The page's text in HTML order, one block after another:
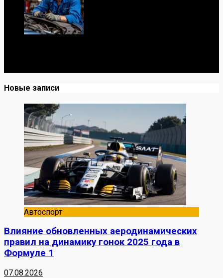
Новые записи
Автоспорт
Влияние обновленных аеродинамических
правил на динамику гонок 2025 года в
Формуле 1
07.08.2026